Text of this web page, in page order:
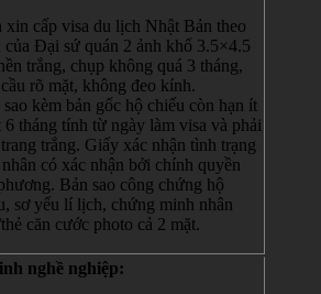
xin cấp visa du lịch Nhật Bản theo
của Đại sứ quán 2 ảnh khổ 3.5×4.5
trắng, chụp không quá 3 tháng,
rõ mặt, không đeo kính.
sao kèm bản gốc hộ chiếu còn hạn ít
6 tháng tính từ ngày làm visa và phải
trắng. Giấy xác nhận tình trạng
có xác nhận bởi chính quyền
Bản sao công chứng hộ
sơ yếu lí lịch, chứng minh nhân
căn cước photo cả 2 mặt.
nghề nghiệp: